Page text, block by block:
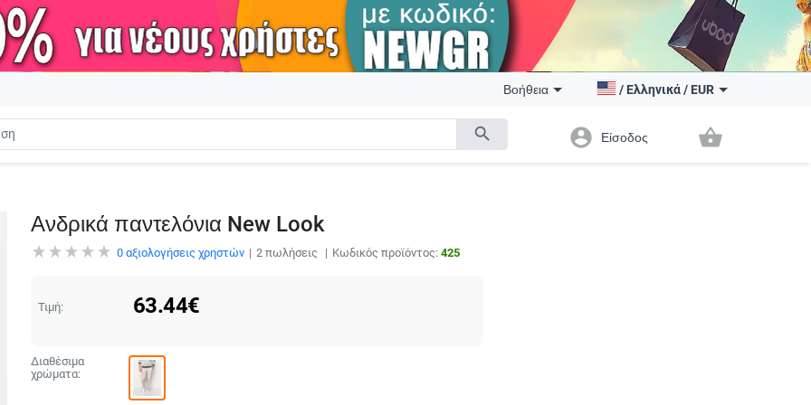
search
Βοήθεια / Ελληνικά/ EUR
account_circle Είσοδος shopping_basket
Ανδρικά παντελόνια New Look
0αξιολογήσεις χρηστών 2πωλήσεις Κωδικός προϊόντος: 425
Τιμή: 63.44€
Διαθέσιμα
χρώματα: